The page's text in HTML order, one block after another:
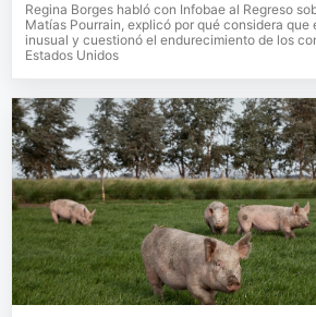
Regina Borges habló con Infobae al Regreso
Matías Pourrain, explicó por qué considera que
inusual y cuestionó el endurecimiento de los
Estados Unidos